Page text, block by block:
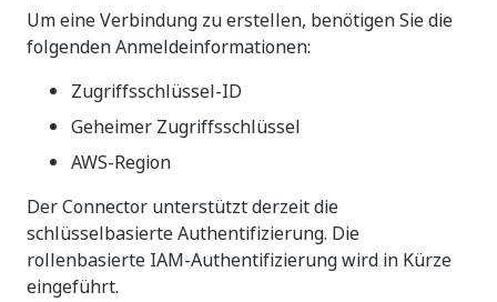
Um eine Verbindung zu erstellen, benötigen Sie die
folgenden Anmeldeinformationen:
Zugriffsschlüssel-ID
Geheimer Zugriffsschlüssel
AWS-Region
Der Connector unterstützt derzeit die
schlüsselbasierte Authentifizierung. Die
rollenbasierte IAM-Authentifizierung wird in Kürze
eingeführt.